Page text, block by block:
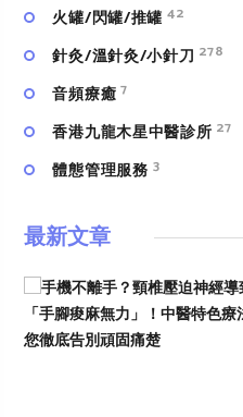
火罐/閃罐/推罐 42
針灸/溫針灸/小針刀 278
⾳頻療癒 7
香港九龍木星中醫診所 27
體態管理服務 3
最新文章